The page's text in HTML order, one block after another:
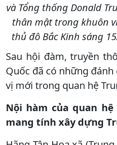
và Tổng thống Donald
thân mật trong khuôn
thủ đô Bắc Kinh sáng
Sau hội đàm, truyền
Quốc đã có những
vị mới trong quan hệ
Nội hàm của quan
mang tính xây dựng